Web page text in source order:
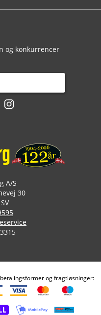
og konkurrencer
A/S
30
og fragtløsninger: